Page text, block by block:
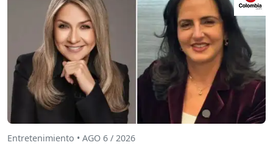
Entretenimiento • AGO 6 / 2026